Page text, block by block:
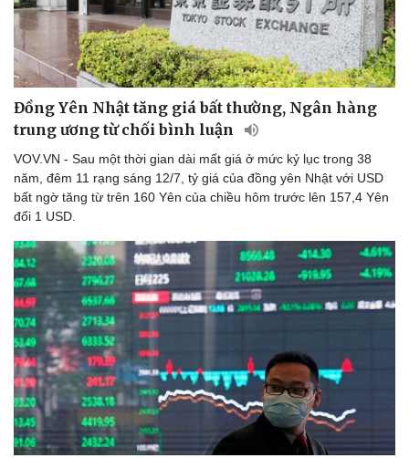
Thể thao
Lịch thi đấu bóng đá
Thế giới thể thao
eSports
Hậu trường
Ô tô - Xe máy
Xe máy
Tư vấn
Đồng Yên Nhật tăng giá bất thường, Ngân hàng
trung ương từ chối bình luận
VOV.VN - Sau một thời gian dài mất giá ở mức kỷ lục trong 38
năm, đêm 11 rạng sáng 12/7, tỷ giá của đồng yên Nhật với USD
bất ngờ tăng từ trên 160 Yên của chiều hôm trước lên 157,4 Yên
đổi 1 USD.